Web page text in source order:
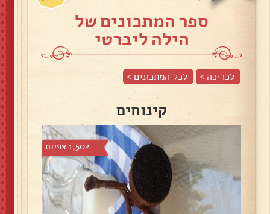
ספר המתכונים של
הילה ליברטי
לכריכה > לכל המתכונים >
קינוחים
1,502 צפיות